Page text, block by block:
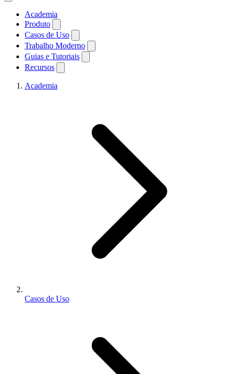
Academia
Produto
Casos de Uso
Trabalho Moderno
Guias e Tutoriais
Recursos
Academia
Casos de Uso